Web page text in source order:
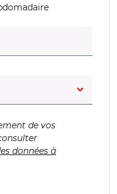
de vos
données à